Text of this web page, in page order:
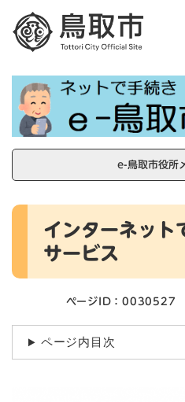
メニューを飛
e-鳥取市役所
本
インターネット
サービス
ページID：0030527
ページ内目次